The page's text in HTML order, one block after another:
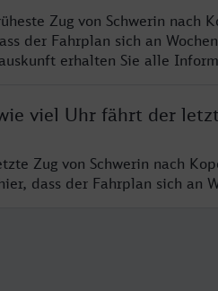
Zug von Schwerin nach
der Fahrplan sich an
erhalten Sie alle
viel Uhr fährt der
Zug von Schwerin nach
dass der Fahrplan sich an